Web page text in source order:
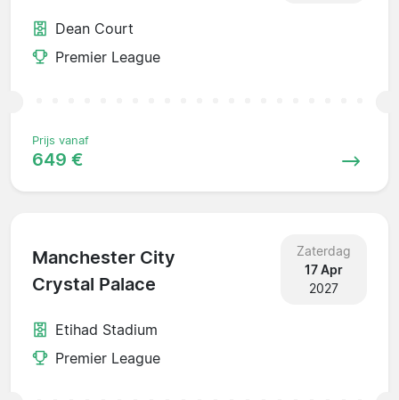
Dean Court
Premier League
Prijs vanaf
649 €
Manchester City
Crystal Palace
Zaterdag
17 Apr
2027
Etihad Stadium
Premier League